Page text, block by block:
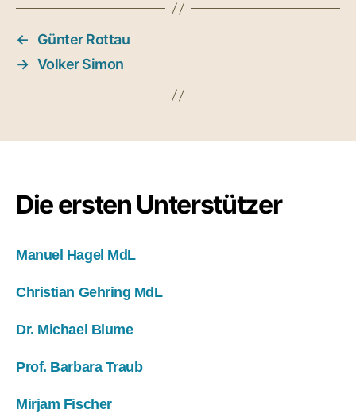
←
Günter Rottau
→ Volker Simon
Die ersten Unterstützer
Manuel Hagel MdL
Christian Gehring MdL
Dr. Michael Blume
Prof. Barbara Traub
Mirjam Fischer